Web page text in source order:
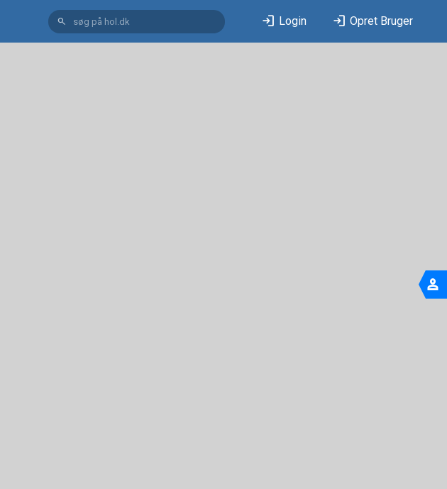
search login Login login Opret Bruger
person